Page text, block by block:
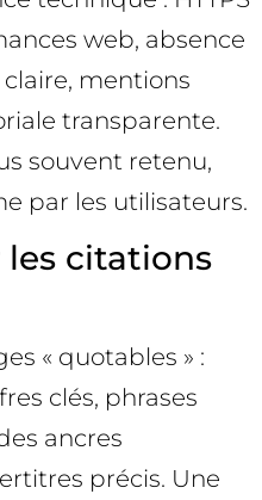
web, absence
claire, mentions
transparente.
souvent retenu,
par les utilisateurs.
citations
« quotables » :
clés, phrases
ancres
précis. Une